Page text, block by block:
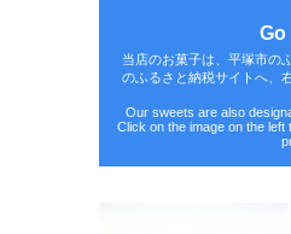
Go
当店のお菓子は、平塚市の
のふるさと納税サイトへ、
Our sweets are also
Click on the image on the